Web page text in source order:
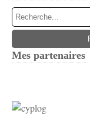
Mes partenaires